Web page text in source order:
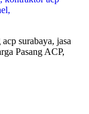
surabaya, jasa
Pasang ACP,